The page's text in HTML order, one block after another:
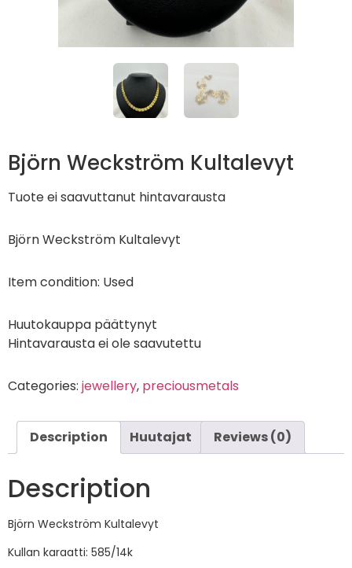
Björn Weckström Kultalevyt
Tuote ei saavuttanut hintavarausta
Björn Weckström Kultalevyt
Item condition: Used
Huutokauppa päättynyt
Hintavarausta ei ole saavutettu
Categories: jewellery, preciousmetals
Description Huutajat Reviews (0)
Description
Björn Weckström Kultalevyt
Kullan karaatti: 585/14k